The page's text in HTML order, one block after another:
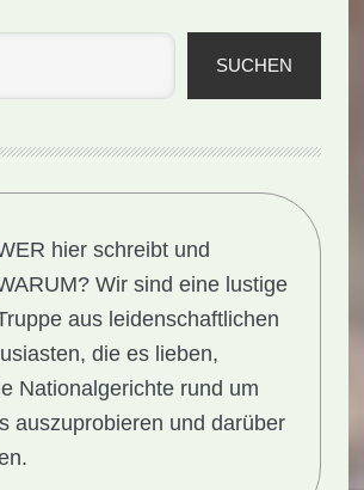
SUCHEN
hier schreibt und
Wir sind eine lustige
aus leidenschaftlichen
die es lieben,
Nationalgerichte rund um
auszuprobieren und darüber